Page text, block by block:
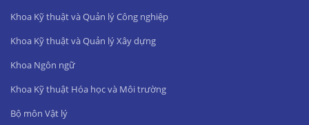
Khoa Kỹ thuật và Quản lý Công nghiệp
Khoa Kỹ thuật và Quản lý Xây dựng
Khoa Ngôn ngữ
Khoa Kỹ thuật Hóa học và Môi trường
Bộ môn Vật lý